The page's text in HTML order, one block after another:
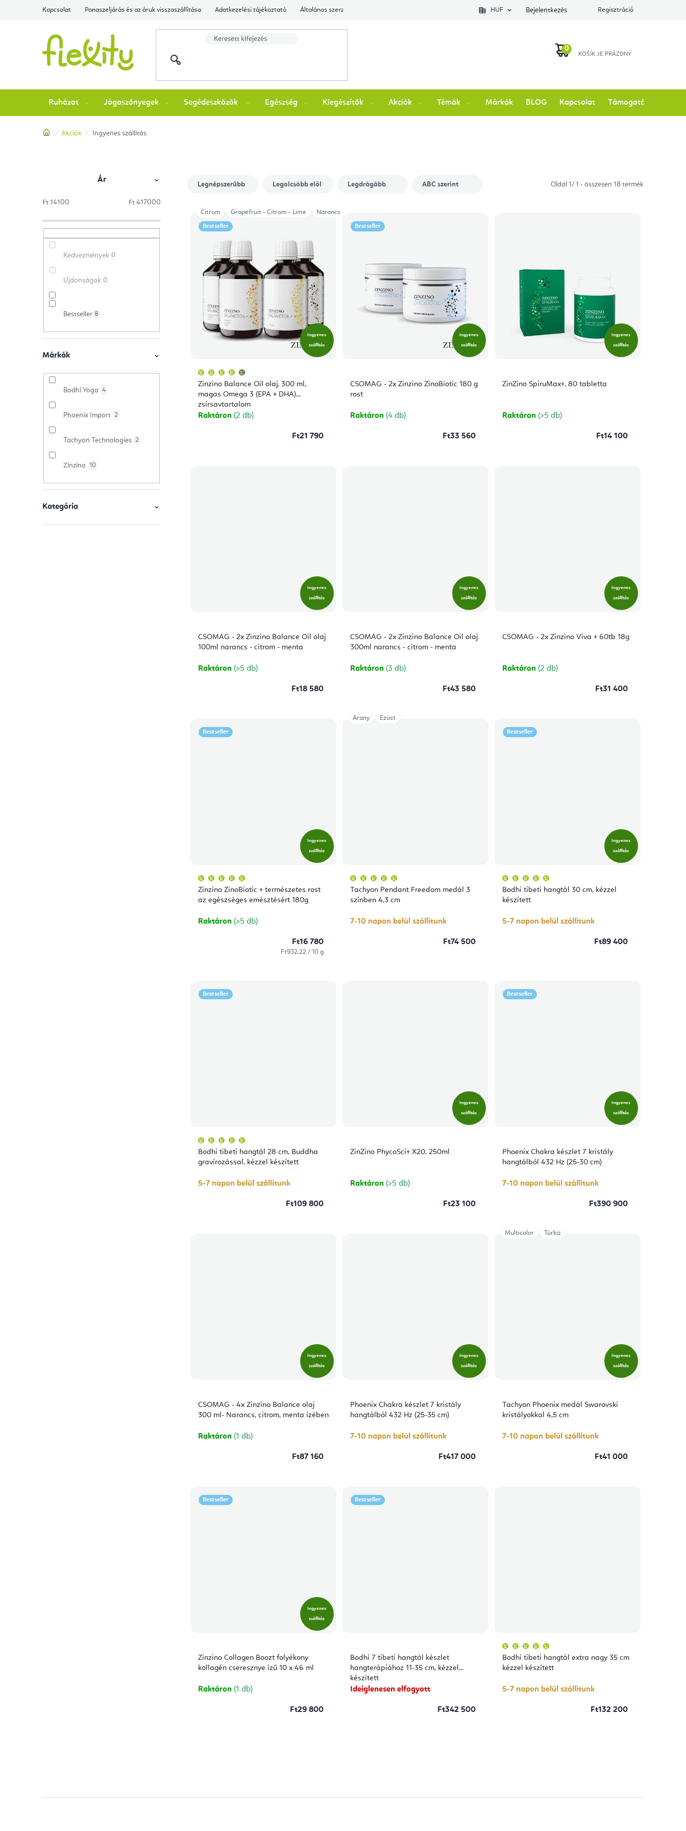
Kapcsolat Panaszeljárás és az áruk visszaszállítása Adatkezelési tájékoztató Általános szerződési feltételek Ellenőrizze a rendelés állapotátHUF Bejelentkezés Regisztráció
Ruházat Jógaszőnyegek Segédeszközök Egészség Kiegészítők Akciók Témák Márkák BLOG Kapcsolat Támogatás
Kezdőlap
Akciók Ingyenes szállítás
l
d
a
ó
a
n
e
Ár
Ft 14100 Ft 417000
Kedvezmények 0
Újdonságok 0
Bestseller 8
Márkák
Bodhi Yoga 4
Phoenix Import 2
Tachyon Technologies 2
Zinzino 10
Kategória
Oldal 1/ 1 - összesen 18 termék
Legnépszerűbb Legolcsóbb elöl Legdrágább ABC szerint
Bestseller
Ingyenes
szállítás
Zinzino Balance Oil olaj, 300 ml,
magas Omega 3 (EPA + DHA)
zsírsavtartalom
átlagos
értékelése
5-
ből
4,9
csillag.
Raktáron (2 db)
Ft21 790
Citrom Grapefruit - Citrom - Lime Narancs - Citrom - Menta
Bestseller
Ingyenes
szállítás
CSOMAG - 2x Zinzino ZinoBiotic 180 g
rost
Raktáron (4 db)
Ft33 560
Ingyenes
szállítás
ZinZino SpiruMax+, 80 tabletta
Raktáron (>5 db)
Ft14 100
Ingyenes
szállítás
CSOMAG - 2x Zinzino Balance Oil olaj
100ml narancs - citrom - menta
Raktáron (>5 db)
Ft18 580
Ingyenes
szállítás
CSOMAG - 2x Zinzino Balance Oil olaj
300ml narancs - citrom - menta
Raktáron (3 db)
Ft43 580
Ingyenes
szállítás
CSOMAG - 2x Zinzino Viva + 60tb 18g
Raktáron (2 db)
Ft31 400
Bestseller
Ingyenes
szállítás
Zinzino ZinoBiotic + természetes rost
az egészséges emésztésért 180g
átlagos
értékelése
5-
csillag.
Raktáron (>5 db)
Ft16 780
Egységár:
Ft932,22 / 10 g
Tachyon Pendant Freedom medál 3
színben 4,3 cm
átlagos
értékelése
5-
csillag.
7-10 napon belül szállítunk
Ft74 500
Arany Ezüst
Bestseller
Ingyenes
szállítás
Bodhi tibeti hangtál 30 cm, kézzel
készített
átlagos
értékelése
csillag.
5-7 napon belül szállítunk
Ft89 400
Bestseller
Bodhi tibeti hangtál 28 cm, Buddha
gravírozással, kézzel készített
átlagos
értékelése
5-
csillag.
5-7 napon belül szállítunk
Ft109 800
Ingyenes
szállítás
ZinZino PhycoSci+ X20, 250ml
Raktáron (>5 db)
Ft23 100
Bestseller
Ingyenes
szállítás
Phoenix Chakra készlet 7 kristály
hangtálból 432 Hz (25-30 cm)
7-10 napon belül szállítunk
Ft390 900
Ingyenes
szállítás
CSOMAG - 4x Zinzino Balance olaj
300 ml- Narancs, citrom, menta ízében
Raktáron (1 db)
Ft87 160
Ingyenes
szállítás
Phoenix Chakra készlet 7 kristály
hangtálból 432 Hz (25-35 cm)
7-10 napon belül szállítunk
Ft417 000
Ingyenes
szállítás
Tachyon Phoenix medál Swarovski
kristályokkal 4,5 cm
7-10 napon belül szállítunk
Ft41 000
Multicolor Türkiz
Bestseller
Ingyenes
szállítás
Zinzino Collagen Boozt folyékony
kollagén cseresznye ízű 10 x 46 ml
Raktáron (1 db)
Ft29 800
Bestseller
Bodhi 7 tibeti hangtál készlet
hangterápiához 11-35 cm, kézzel
készített
Ideiglenesen elfogyott
Ft342 500
Bodhi tibeti hangtál extra nagy 35 cm
kézzel készített
átlagos
értékelése
5-
csillag.
5-7 napon belül szállítunk
Ft132 200